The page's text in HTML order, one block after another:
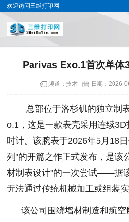
欢迎访问三维打印网
Parivas Exo.1首次单体
频道： 技术 日期： 2026-
总部位于洛杉矶的独立制表
o.1，这是一款表壳采用连续
时计。该腕表于2026年5月18
列"的开篇之作正式发布，是该
材制表设计"的一次尝试——据
无法通过传统机械加工或组装实
该公司围绕增材制造和航空